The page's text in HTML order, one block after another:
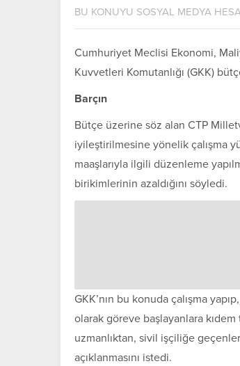
BU KONUYU SOSYAL MEDYA
Cumhuriyet Meclisi Ekonomi,
Kuvvetleri Komutanlığı (GKK)
Barçın
Bütçe üzerine söz alan CTP
iyileştirilmesine yönelik çalışma
maaşlarıyla ilgili düzenleme
birikimlerinin azaldığını söyledi.
GKK’nın bu konuda çalışma
olarak göreve başlayanlara
uzmanlıktan, sivil işçiliğe
açıklanmasını istedi.